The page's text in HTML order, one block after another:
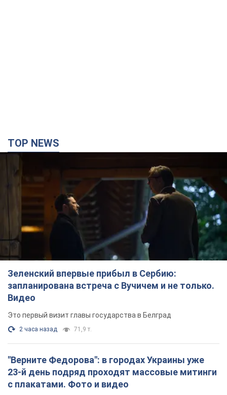
TOP NEWS
Зеленский впервые прибыл в Сербию:
запланирована встреча с Вучичем и не только.
Видео
Это первый визит главы государства в Белград
2 часа назад 71,9 т.
"Верните Федорова": в городах Украины уже
23-й день подряд проходят массовые митинги
с плакатами. Фото и видео